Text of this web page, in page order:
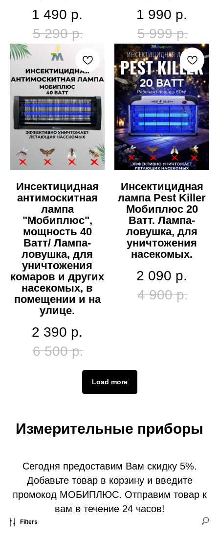
1 490 р.
5 290 р.
1 990 р.
5 999 р.
Инсектицидная
антимоскитная
лампа
"Мобиплюс",
мощность 40
Ватт/ Лампа-
ловушка, для
уничтожения
комаров и других
насекомых, в
помещении и на
улице.
2 390 р.
6 500 р.
Инсектицидная
лампа Pest Killer
Мобиплюс 20
Ватт. Лампа-
ловушка, для
уничтожения
насекомых.
2 090 р.
4 900 р.
Load more
Измерительные приборы
Сегодня предоставим Вам скидку 5%.
Добавьте товар в корзину и введите
промокод МОБИПЛЮС. Отправим товар к
вам в течение 24 часов!
Filters